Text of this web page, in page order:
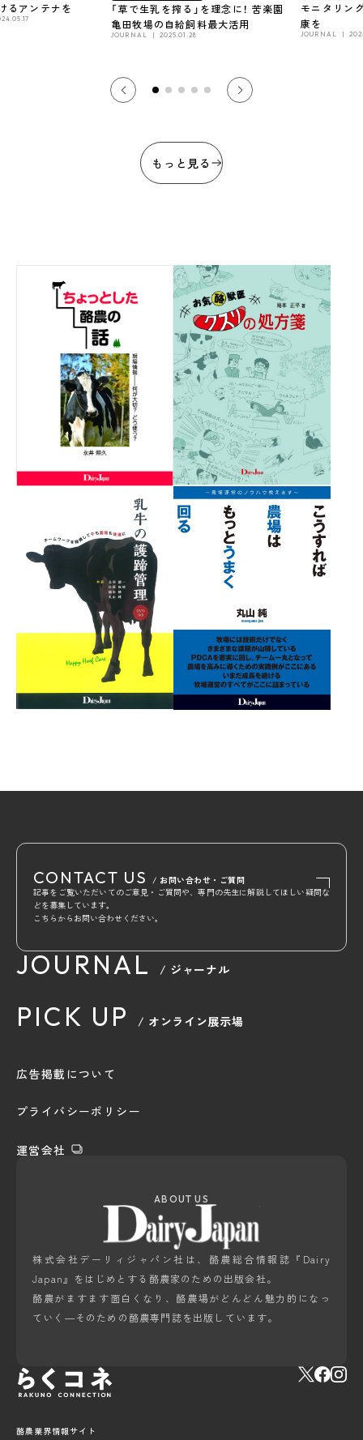
るアンテナを
「草で生乳を搾る」を理念に！ 苦楽園
亀田牧場の自給飼料最大活用
JOURNAL 2025.01.28
モニタリン
康を
JOURNAL
もっと見る
CONTACT US
/ お問い合わせ・ご質問
記事をご覧いただいてのご意見・ご質問や、専門の先生に解説してほしい疑問な
どを募集しています。
こちらからお問い合わせください。
JOURNAL / ジャーナル
PICK UP / オンライン展示場
広告掲載について
プライバシーポリシー
運営会社
ABOUT US
株式会社デーリィジャパン社は、酪農総合情報誌『Dairy
Japan』をはじめとする酪農家のための出版会社。
酪農がますます面白くなり、酪農場がどんどん魅力的になっ
ていく―そのための酪農専門誌を出版しています。
酪農業界情報サイト